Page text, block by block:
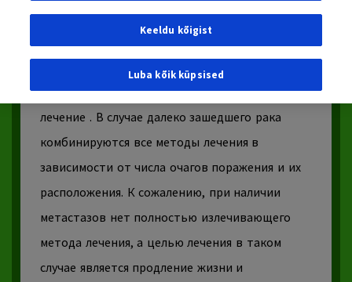
к невусу) лимфатических узлах кроме
адъювантное лечение – после операции
проводят облучение или биологическое
лечение . В случае далеко зашедшего рака
комбинируются все методы лечения в
зависимости от числа очагов поражения и их
расположения. К сожалению, при наличии
метастазов нет полностью излечивающего
метода лечения, а целью лечения в таком
случае является продление жизни и
Keeldu kõigist
Luba kõik küpsised